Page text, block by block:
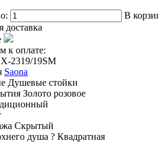
В
доставка
к оплате:
2319/19SM
Saona
Душевые стойки
Золото розовое
Скрытый
душа ? Квадратная